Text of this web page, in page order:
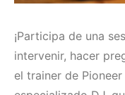
¡Participa de una
intervenir, hacer
el trainer de